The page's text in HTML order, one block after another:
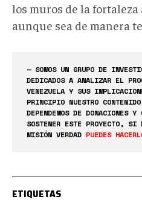
los muros de la fortaleza
aunque sea de manera
— SOMOS UN GRUPO DE
DEDICADOS A ANALIZAR EL
VENEZUELA Y SUS
PRINCIPIO NUESTRO
DEPENDEMOS DE DONACIONES Y
SOSTENER ESTE PROYECTO, SI
MISIÓN VERDAD PUEDES
ETIQUETAS